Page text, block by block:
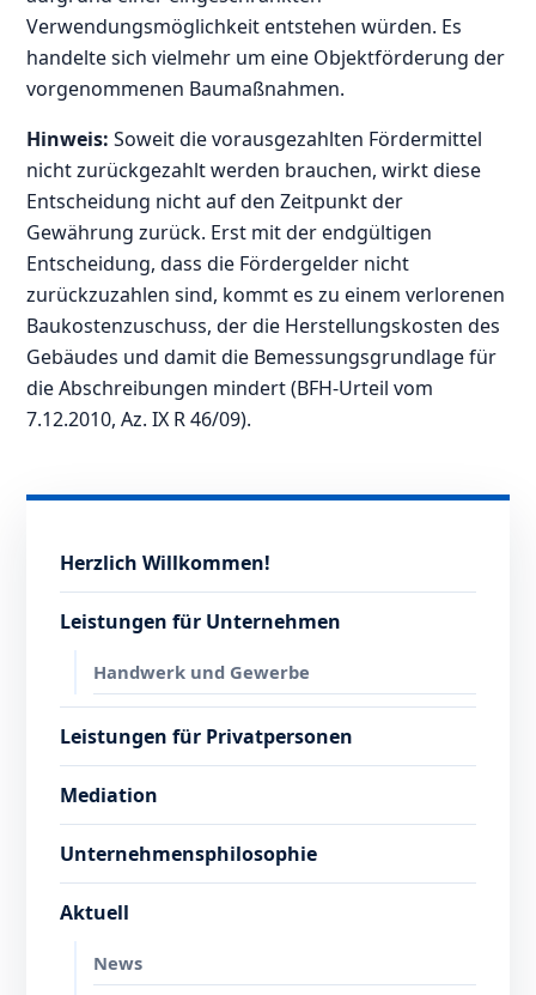
Verwendungsmöglichkeit entstehen würden. Es
handelte sich vielmehr um eine Objektförderung der
vorgenommenen Baumaßnahmen.
Hinweis: Soweit die vorausgezahlten Fördermittel
nicht zurückgezahlt werden brauchen, wirkt diese
Entscheidung nicht auf den Zeitpunkt der
Gewährung zurück. Erst mit der endgültigen
Entscheidung, dass die Fördergelder nicht
zurückzuzahlen sind, kommt es zu einem verlorenen
Baukostenzuschuss, der die Herstellungskosten des
Gebäudes und damit die Bemessungsgrundlage für
die Abschreibungen mindert (BFH-Urteil vom
7.12.2010, Az. IX R 46/09).
Herzlich Willkommen!
Leistungen für Unternehmen
Handwerk und Gewerbe
Leistungen für Privatpersonen
Mediation
Unternehmensphilosophie
Aktuell
News